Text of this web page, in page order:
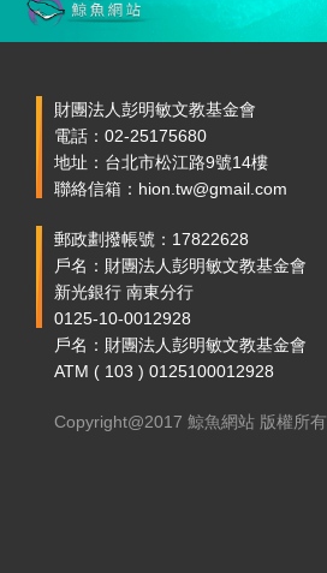
財團法人彭明敏文教基金會
電話：02-25175680
地址：台北市松江路9號14樓
聯絡信箱：hion.tw@gmail.com
郵政劃撥帳號：17822628
戶名：財團法人彭明敏文教基金會
新光銀行 南東分行
0125-10-0012928
戶名：財團法人彭明敏文教基金會
ATM ( 103 ) 0125100012928
Copyright@2017 鯨魚網站 版權所有